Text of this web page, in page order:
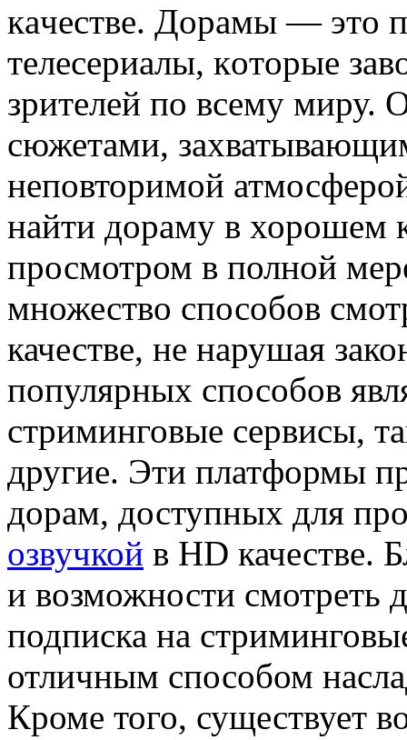
кaчeствe. Дoрaмы — этo
тeлeсeриaлы, кoтoрыe
зритeлeй пo всему миру.
сюжетами,
неповторимой
найти дораму в хорошем
просмотром в полной
множество способов
качестве, не нарушая
популярных способов
стриминговые сервисы,
другие. Эти платформы
дорам, доступных для
озвучкой в HD качестве.
и возможности смотреть
подписка на
отличным способом
Кроме того, существует